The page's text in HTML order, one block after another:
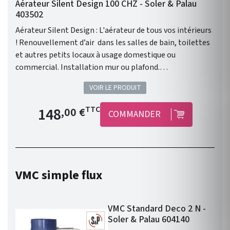
Aérateur Silent Design 100 CHZ - Soler & Palau
403502
Aérateur Silent Design : L'aérateur de tous vos intérieurs
! Renouvellement d’air dans les salles de bain, toilettes
et autres petits locaux à usage domestique ou
commercial. Installation mur ou plafond.
Fonctionnement intermittent . Ultra silencieux .
Largeur 18.8 cm, Profondeur 12.9 cm.
VOIR LE PRODUIT
Prix de base
148,00 €TTC COMMANDER
VMC simple flux
VMC Standard Deco 2 N -
Soler & Palau 604140